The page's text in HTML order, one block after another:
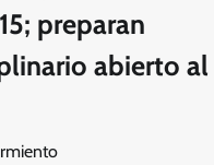
preparan
abierto al